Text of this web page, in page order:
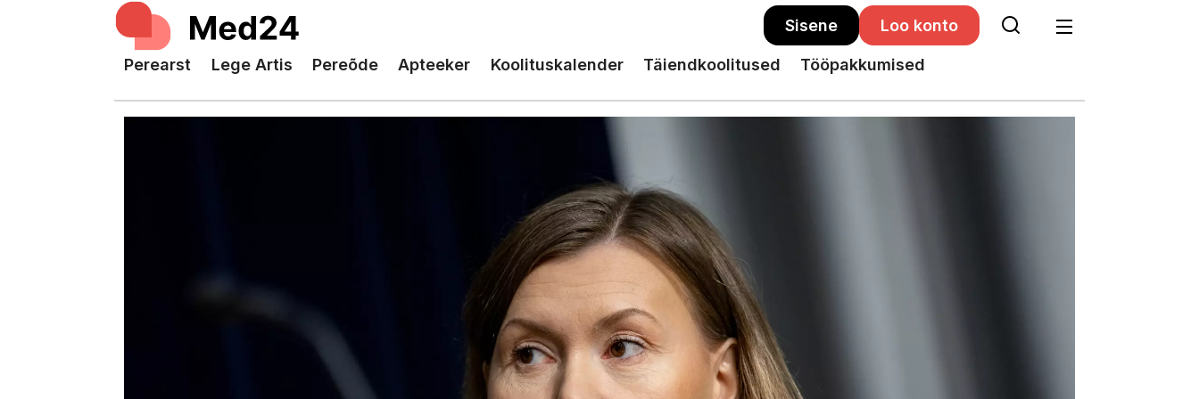
Sisene Loo konto
Perearst Lege Artis Pereõde Apteeker Koolituskalender Täiendkoolitused Tööpakkumised